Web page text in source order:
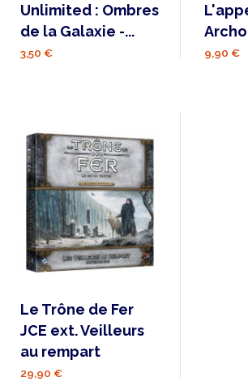
Unlimited : Ombres
de la Galaxie -...
3,50 € 9,90 €
Le Trône de Fer
JCE ext. Veilleurs
au rempart
29,90 €